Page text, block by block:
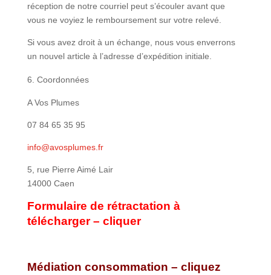
réception de notre courriel peut s’écouler avant que
vous ne voyiez le remboursement sur votre relevé.
Si vous avez droit à un échange, nous vous enverrons
un nouvel article à l’adresse d’expédition initiale.
Coordonnées
A Vos Plumes
07 84 65 35 95
info@avosplumes.fr
5, rue Pierre Aimé Lair
14000 Caen
Formulaire de rétractation à
télécharger – cliquer
Médiation consommation – cliquez